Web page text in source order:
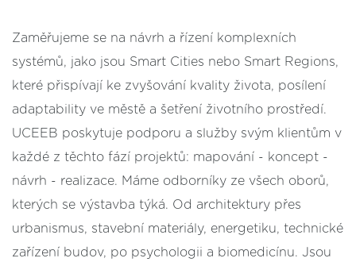
Zaměřujeme se na návrh a řízení komplexních
systémů, jako jsou Smart Cities nebo Smart Regions,
které přispívají ke zvyšování kvality života, posílení
adaptability ve městě a šetření životního prostředí.
UCEEB poskytuje podporu a služby svým klientům v
každé z těchto fází projektů: mapování - koncept -
návrh - realizace. Máme odborníky ze všech oborů,
kterých se výstavba týká. Od architektury přes
urbanismus, stavební materiály, energetiku, technické
zařízení budov, po psychologii a biomedicínu. Jsou